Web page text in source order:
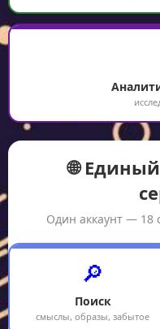
🌐
Один аккаунт — 18
🔎
Поиск
смыслы, образы, забытое